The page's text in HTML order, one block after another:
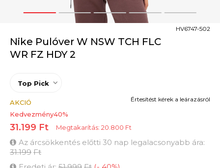
1 2 3 4 5
Nike Pulóver W NSW TCH FLC
WR FZ HDY 2
HV6747-502
Top Pick
AKCIÓ
Kedvezmény40%
31.199 Ft Megtakarítás: 20.800 Ft
Az árcsökkentés előtti 30 nap legalacsonyabb ára:
31.199 Ft
Értesítést kérek a leárazásról